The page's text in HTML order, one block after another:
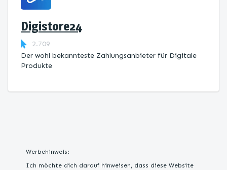
Digistore24
2.709
Der wohl bekannteste Zahlungsanbieter für Digitale
Produkte
Werbehinweis:
Ich möchte dich darauf hinweisen, dass diese Website